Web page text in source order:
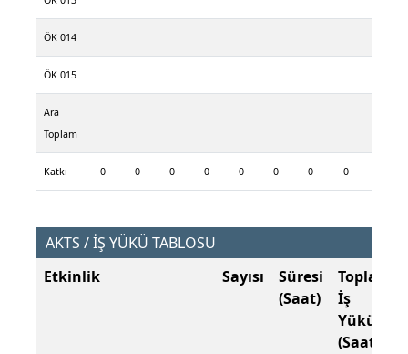
ÖK 014
ÖK 015
Ara
Toplam
Katkı 0 0 0 0 0 0 0 0
AKTS / İŞ YÜKÜ TABLOSU
Etkinlik
Sayısı
Süresi
(Saat)
Toplam
İş
Yükü
(Saat)